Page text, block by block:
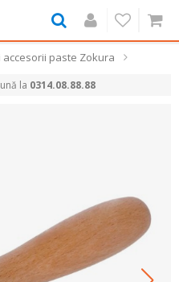
accesorii paste Zokura
la 0314.08.88.88